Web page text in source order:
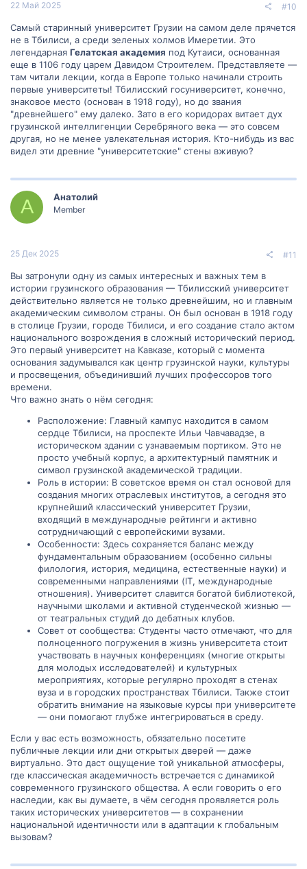
22 Май 2025 #10
Самый старинный университет Грузии на самом деле прячется
не в Тбилиси, а среди зеленых холмов Имеретии. Это
легендарная Гелатская академия под Кутаиси, основанная
еще в 1106 году царем Давидом Строителем. Представляете —
там читали лекции, когда в Европе только начинали строить
первые университеты! Тбилисский госуниверситет, конечно,
знаковое место (основан в 1918 году), но до звания
"древнейшего" ему далеко. Зато в его коридорах витает дух
грузинской интеллигенции Серебряного века — это совсем
другая, но не менее увлекательная история. Кто-нибудь из вас
видел эти древние "университетские" стены вживую?
А Анатолий
Member
25 Дек 2025 #11
Вы затронули одну из самых интересных и важных тем в
истории грузинского образования — Тбилисский университет
действительно является не только древнейшим, но и главным
академическим символом страны. Он был основан в 1918 году
в столице Грузии, городе Тбилиси, и его создание стало актом
национального возрождения в сложный исторический период.
Это первый университет на Кавказе, который с момента
основания задумывался как центр грузинской науки, культуры
и просвещения, объединивший лучших профессоров того
времени.
Что важно знать о нём сегодня:
Расположение: Главный кампус находится в самом
сердце Тбилиси, на проспекте Ильи Чавчавадзе, в
историческом здании с узнаваемым портиком. Это не
просто учебный корпус, а архитектурный памятник и
символ грузинской академической традиции.
Роль в истории: В советское время он стал основой для
создания многих отраслевых институтов, а сегодня это
крупнейший классический университет Грузии,
входящий в международные рейтинги и активно
сотрудничающий с европейскими вузами.
Особенности: Здесь сохраняется баланс между
фундаментальным образованием (особенно сильны
филология, история, медицина, естественные науки) и
современными направлениями (IT, международные
отношения). Университет славится богатой библиотекой,
научными школами и активной студенческой жизнью —
от театральных студий до дебатных клубов.
Совет от сообщества: Студенты часто отмечают, что для
полноценного погружения в жизнь университета стоит
участвовать в научных конференциях (многие открыты
для молодых исследователей) и культурных
мероприятиях, которые регулярно проходят в стенах
вуза и в городских пространствах Тбилиси. Также стоит
обратить внимание на языковые курсы при университете
— они помогают глубже интегрироваться в среду.
Если у вас есть возможность, обязательно посетите
публичные лекции или дни открытых дверей — даже
виртуально. Это даст ощущение той уникальной атмосферы,
где классическая академичность встречается с динамикой
современного грузинского общества. А если говорить о его
наследии, как вы думаете, в чём сегодня проявляется роль
таких исторических университетов — в сохранении
национальной идентичности или в адаптации к глобальным
вызовам?